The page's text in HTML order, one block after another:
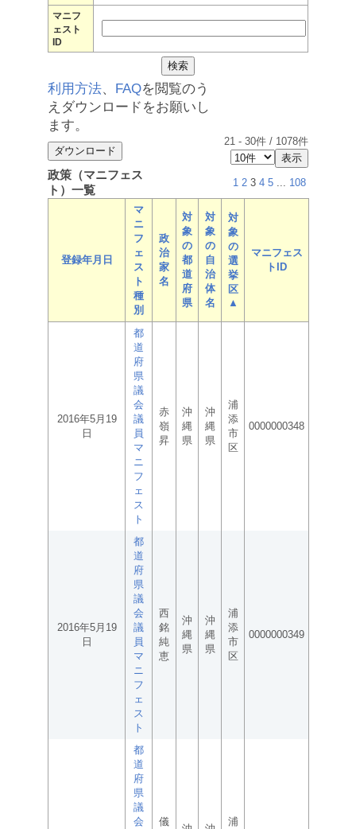
マニフ
ェスト
ID
利用方法、 FAQを閲覧のう
えダウンロードをお願いし
ます。
21 - 30件 / 1078件
政策（マニフェス
ト）一覧
1 2 3 4 5 ... 108
登録年月日
マ
ニ
フ
ェ
ス
ト
種
別
政
治
家
名
対
象
の
都
道
府
県
対
象
の
自
治
体
名
対
象
の
選
挙
区
▲
マニフェス
トID
2016年5月19
日
都
道
府
県
議
会
議
員
マ
ニ
フ
ェ
ス
ト
赤
嶺
昇
沖
縄
県
沖
縄
県
浦
添
市
区
0000000348
2016年5月19
日
都
道
府
県
議
会
議
員
マ
ニ
フ
ェ
ス
ト
西
銘
純
恵
沖
縄
県
沖
縄
県
浦
添
市
区
0000000349
都
道
府
県
議
会
儀 浦